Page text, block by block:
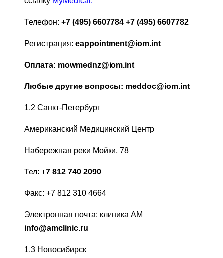
Телефон: +7 (495) 6607784 +7 (495) 6607782
Регистрация: eappointment@iom.int
Оплата: mowmednz@iom.int
Любые другие вопросы: meddoc@iom.int
1.2 Санкт-Петербург
Американский Медицинский Центр
Набережная реки Мойки, 78
Тел: +7 812 740 2090
Факс: +7 812 310 4664
Электронная почта: клиника AM
info@amclinic.ru
1.3 Новосибирск